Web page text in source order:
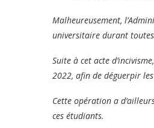
Malheureusement,
universitaire durant
Suite à cet acte
2022, afin de déguerpir
Cette opération a
ces étudiants.